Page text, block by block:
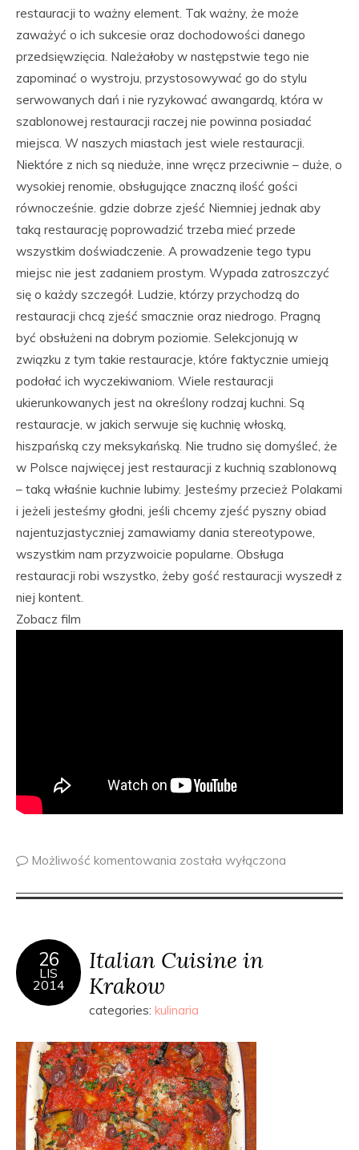
restauracji to ważny element. Tak ważny, że może
zaważyć o ich sukcesie oraz dochodowości danego
przedsięwzięcia. Należałoby w następstwie tego nie
zapominać o wystroju, przystosowywać go do stylu
serwowanych dań i nie ryzykować awangardą, która w
szablonowej restauracji raczej nie powinna posiadać
miejsca. W naszych miastach jest wiele restauracji.
Niektóre z nich są nieduże, inne wręcz przeciwnie – duże, o
wysokiej renomie, obsługujące znaczną ilość gości
równocześnie. gdzie dobrze zjeść Niemniej jednak aby
taką restaurację poprowadzić trzeba mieć przede
wszystkim doświadczenie. A prowadzenie tego typu
miejsc nie jest zadaniem prostym. Wypada zatroszczyć
się o każdy szczegół. Ludzie, którzy przychodzą do
restauracji chcą zjeść smacznie oraz niedrogo. Pragną
być obsłużeni na dobrym poziomie. Selekcjonują w
związku z tym takie restauracje, które faktycznie umieją
podołać ich wyczekiwaniom. Wiele restauracji
ukierunkowanych jest na określony rodzaj kuchni. Są
restauracje, w jakich serwuje się kuchnię włoską,
hiszpańską czy meksykańską. Nie trudno się domyśleć, że
w Polsce najwięcej jest restauracji z kuchnią szablonową
– taką właśnie kuchnie lubimy. Jesteśmy przecież Polakami
i jeżeli jesteśmy głodni, jeśli chcemy zjeść pyszny obiad
najentuzjastyczniej zamawiamy dania stereotypowe,
wszystkim nam przyzwoicie popularne. Obsługa
restauracji robi wszystko, żeby gość restauracji wyszedł z
niej kontent.
Zobacz film
Możliwość komentowania została wyłączona
26
LIS
2014
Italian Cuisine in
Krakow
categories: kulinaria